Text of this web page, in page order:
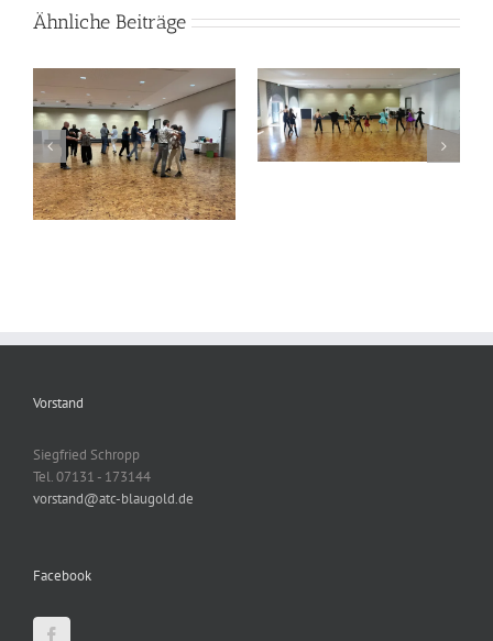
Ähnliche Beiträge
Vorstand
Siegfried Schropp
Tel. 07131 - 173144
vorstand@atc-blaugold.de
Facebook